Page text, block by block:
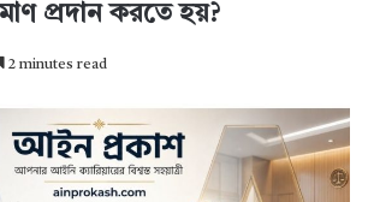
প্রদান করতে হয়?
2 minutes read